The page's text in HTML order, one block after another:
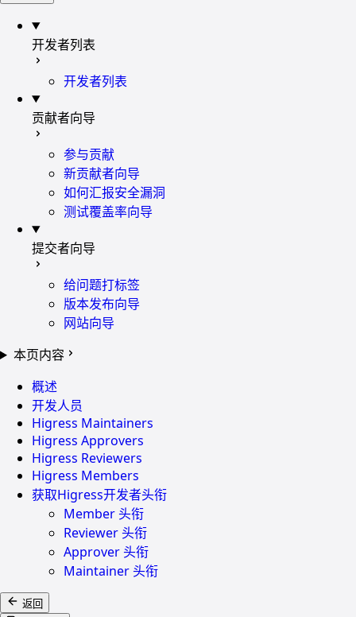
开发者列表
开发者列表
贡献者向导
参与贡献
新贡献者向导
如何汇报安全漏洞
测试覆盖率向导
提交者向导
给问题打标签
版本发布向导
网站向导
本页内容
概述
开发人员
Higress Maintainers
Higress Approvers
Higress Reviewers
Higress Members
获取Higress开发者头衔
Member 头衔
Reviewer 头衔
Approver 头衔
Maintainer 头衔
返回